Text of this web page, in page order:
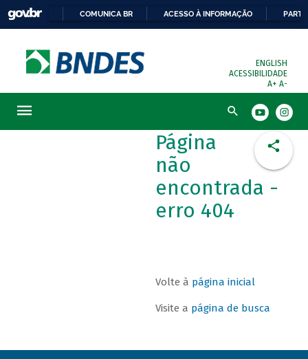
COMUNICA BR ACESSO À INFORMAÇÃO
ENGLISH
ACESSIBILIDADE
A+ A-
Busca
Página
não
encontrada -
erro 404
Volte à página inicial
Visite a página de busca